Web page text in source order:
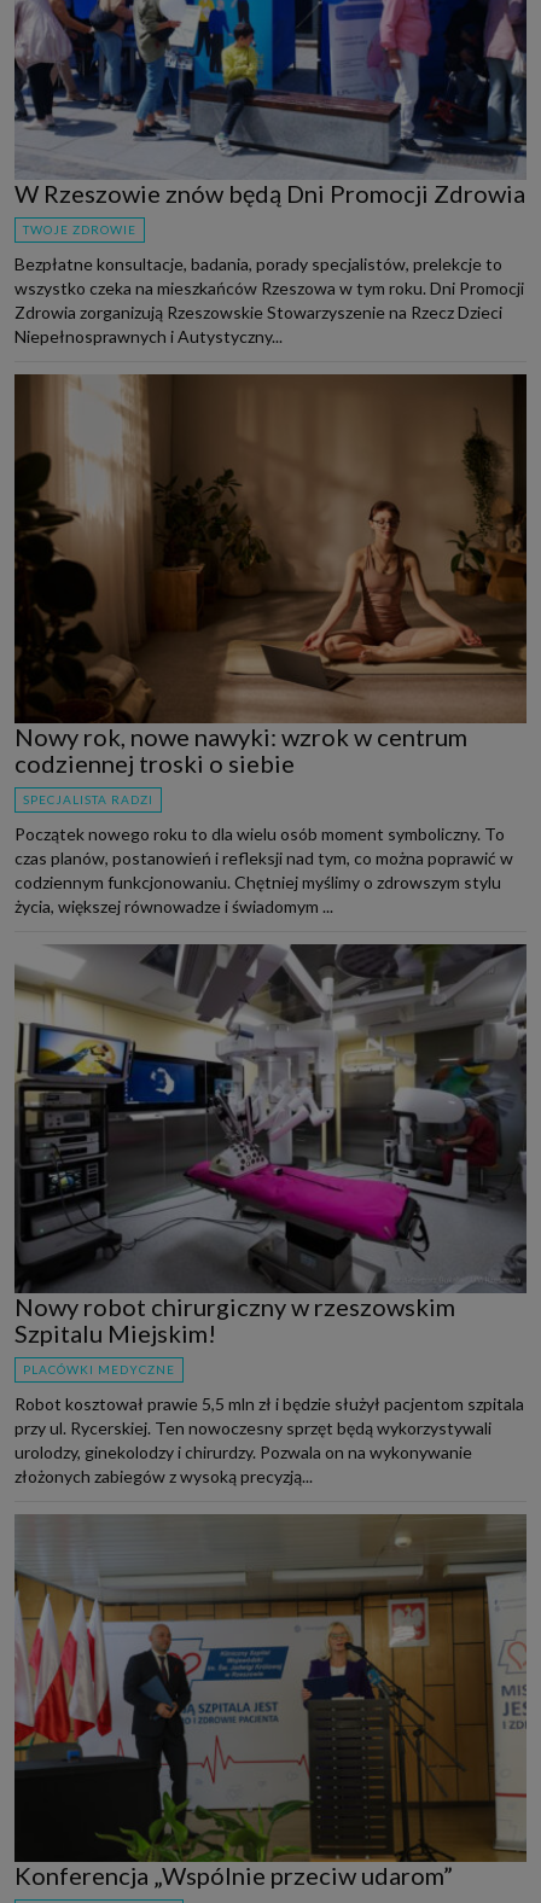
W Rzeszowie znów będą Dni Promocji Zdrowia
TWOJE ZDROWIE
Bezpłatne konsultacje, badania, porady specjalistów, prelekcje to
wszystko czeka na mieszkańców Rzeszowa w tym roku. Dni Promocji
Zdrowia zorganizują Rzeszowskie Stowarzyszenie na Rzecz Dzieci
Niepełnosprawnych i Autystyczny...
Nowy rok, nowe nawyki: wzrok w centrum
codziennej troski o siebie
SPECJALISTA RADZI
Początek nowego roku to dla wielu osób moment symboliczny. To
czas planów, postanowień i refleksji nad tym, co można poprawić w
codziennym funkcjonowaniu. Chętniej myślimy o zdrowszym stylu
życia, większej równowadze i świadomym ...
Nowy robot chirurgiczny w rzeszowskim
Szpitalu Miejskim!
PLACÓWKI MEDYCZNE
Robot kosztował prawie 5,5 mln zł i będzie służył pacjentom szpitala
przy ul. Rycerskiej. Ten nowoczesny sprzęt będą wykorzystywali
urolodzy, ginekolodzy i chirurdzy. Pozwala on na wykonywanie
złożonych zabiegów z wysoką precyzją...
Konferencja „Wspólnie przeciw udarom”